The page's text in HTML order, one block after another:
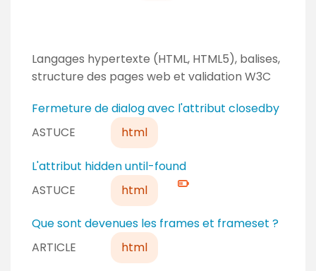
Langages hypertexte (HTML, HTML5), balises,
structure des pages web et validation W3C
ASTUCE html
Fermeture de dialog avec l'attribut closedby
ASTUCE html
L'attribut hidden until-found
N
e
u
ARTICLE html
Que sont devenues les frames et frameset ?